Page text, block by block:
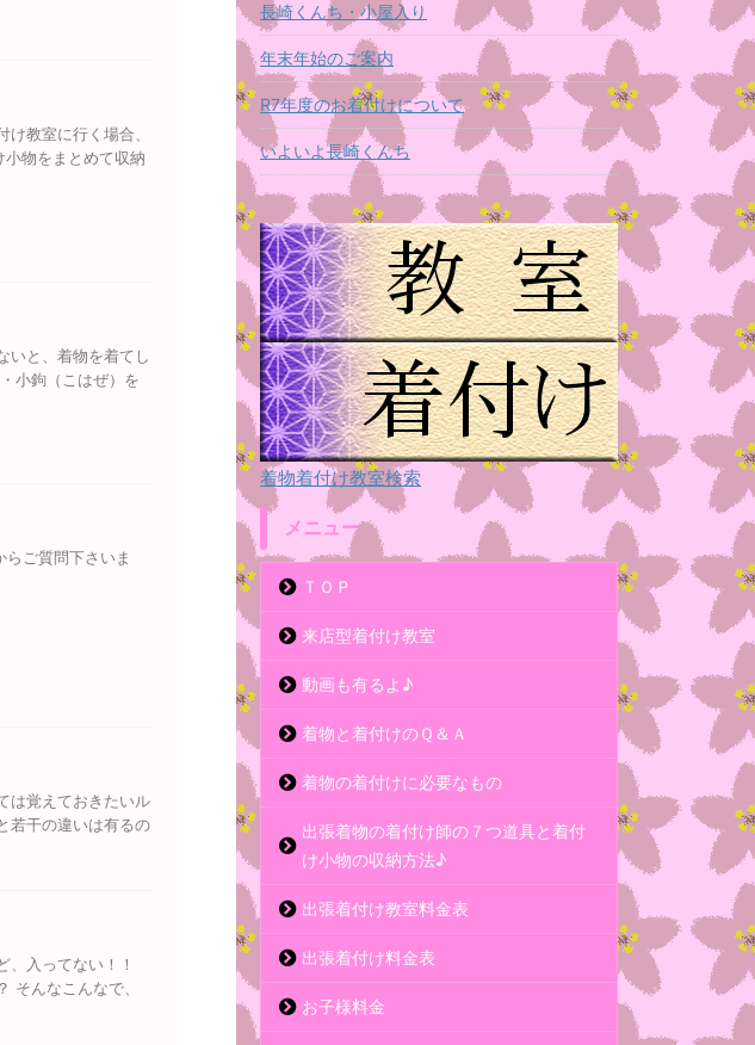
教室に行く場合、
物をまとめて収納
と、着物を着てし
小鉤（こはぜ）を
ご質問下さいま
は覚えておきたいル
若干の違いは有るの
入ってない！！
そんなこんなで、
長崎くんち・小屋入り
年末年始のご案内
R7年度のお着付けについて
いよいよ長崎くんち
着物着付け教室検索
メニュー
ＴＯＰ
来店型着付け教室
動画も有るよ♪
着物と着付けのＱ＆Ａ
着物の着付けに必要なもの
出張着物の着付け師の７つ道具と着付
け小物の収納方法♪
出張着付け教室料金表
出張着付け料金表
お子様料金